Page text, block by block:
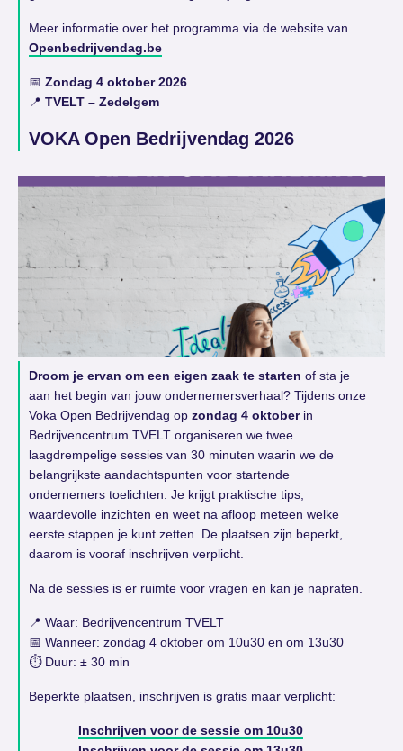
Meer informatie over het programma via de website van
Openbedrijvendag.be
📅 Zondag 4 oktober 2026
📍 TVELT – Zedelgem
VOKA Open Bedrijvendag 2026
Droom je ervan om een eigen zaak te starten of sta je
aan het begin van jouw ondernemersverhaal? Tijdens onze
Voka Open Bedrijvendag op zondag 4 oktoberin
Bedrijvencentrum TVELT organiseren we twee
laagdrempelige sessies van 30 minuten waarin we de
belangrijkste aandachtspunten voor startende
ondernemers toelichten. Je krijgt praktische tips,
waardevolle inzichten en weet na afloop meteen welke
eerste stappen je kunt zetten. De plaatsen zijn beperkt,
daarom is vooraf inschrijven verplicht.
Na de sessies is er ruimte voor vragen en kan je napraten.
📍 Waar: Bedrijvencentrum TVELT
📅 Wanneer: zondag 4 oktober om 10u30 en om 13u30
⏱ Duur: ± 30 min
Beperkte plaatsen, inschrijven is gratis maar verplicht:
Inschrijven voor de sessie om 10u30